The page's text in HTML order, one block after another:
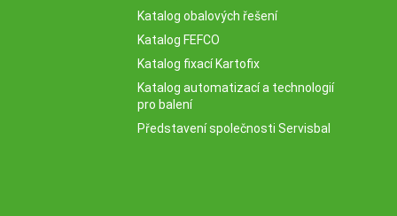
Katalog obalových řešení
Katalog FEFCO
Katalog fixací Kartofix
Katalog automatizací a technologií
pro balení
Představení společnosti Servisbal